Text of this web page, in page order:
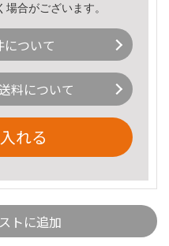
合がございます。
ついて
料について
れる
トに追加